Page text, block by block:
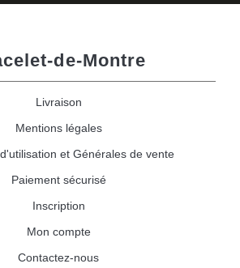
de-Montre
Livraison
Mentions légales
et Générales de vente
Paiement sécurisé
Inscription
Mon compte
Contactez-nous